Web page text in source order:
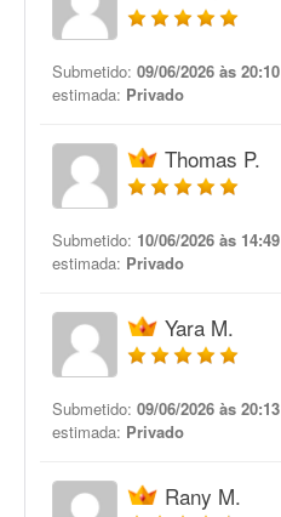
Submetido: 09/06/2026 às 20:10
estimada: Privado
Thomas P.
Submetido: 10/06/2026 às 14:49
estimada: Privado
Yara M.
Submetido: 09/06/2026 às 20:13
estimada: Privado
Rany M.